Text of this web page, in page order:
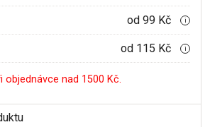
od 99 Kč i
od 115 Kč i
objednávce nad 1500 Kč.